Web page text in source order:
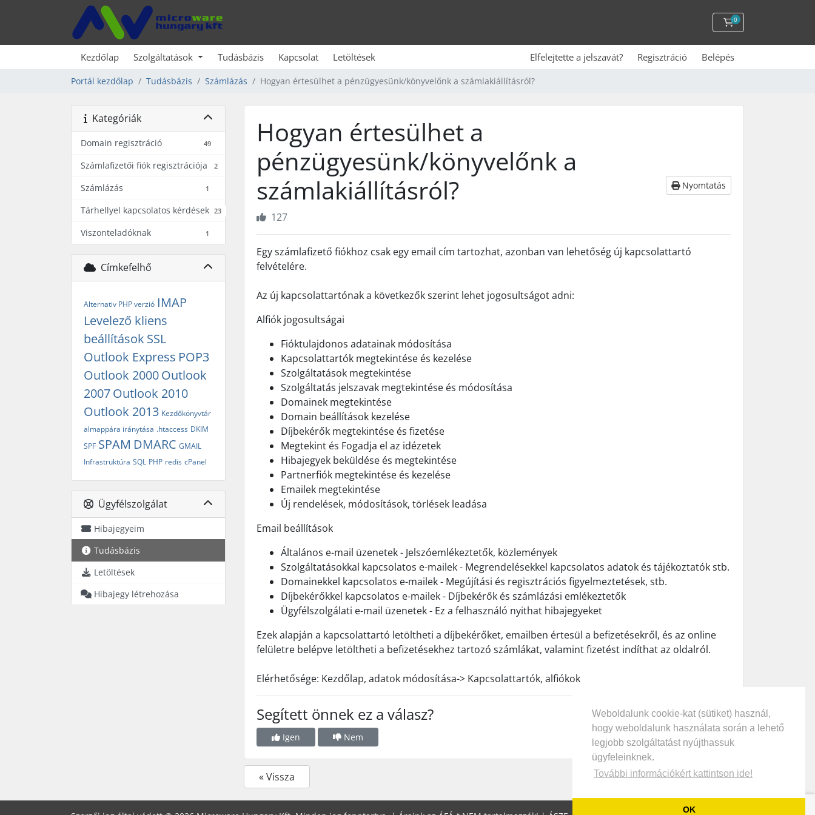
Weboldalunk cookie-kat (sütiket) használ,
hogy weboldalunk használata során a lehető
legjobb szolgáltatást nyújthassuk
ügyfeleinknek.
További információkért kattintson ide!
OK
0
Kosár
Kezdőlap Szolgáltatások Tudásbázis Kapcsolat Letöltések Elfelejtette a jelszavát? Regisztráció Belépés
Portál kezdőlap Tudásbázis Számlázás Hogyan értesülhet a pénzügyesünk/könyvelőnk a számlakiállításról?
Kategóriák
Domain regisztráció 49
Számlafizetői fiók regisztrációja 2
Számlázás 1
Tárhellyel kapcsolatos kérdések 23
Viszonteladóknak 1
Címkefelhő
Alternativ PHP verzió IMAP
Levelező kliens
beállítások SSL
Outlook Express POP3
Outlook 2000Outlook
2007Outlook 2010
Outlook 2013 Kezdőkönyvtár
almappára iránytása .htaccess DKIM
SPF SPAM DMARC GMAIL
Infrastruktúra SQL PHP redis cPanel
Ügyfélszolgálat
Hibajegyeim
Tudásbázis
Letöltések
Hibajegy létrehozása
Hogyan értesülhet a
pénzügyesünk/könyvelőnk a
számlakiállításról?
Nyomtatás
127
Egy számlafizető fiókhoz csak egy email cím tartozhat, azonban van lehetőség új kapcsolattartó
felvételére.
Az új kapcsolattartónak a következők szerint lehet jogosultságot adni:
Alfiók jogosultságai
Fióktulajdonos adatainak módosítása
Kapcsolattartók megtekintése és kezelése
Szolgáltatások megtekintése
Szolgáltatás jelszavak megtekintése és módosítása
Domainek megtekintése
Domain beállítások kezelése
Díjbekérők megtekintése és fizetése
Megtekint és Fogadja el az idézetek
Hibajegyek beküldése és megtekintése
Partnerfiók megtekintése és kezelése
Emailek megtekintése
Új rendelések, módosítások, törlések leadása
Email beállítások
Általános e-mail üzenetek - Jelszóemlékeztetők, közlemények
Szolgáltatásokkal kapcsolatos e-mailek - Megrendelésekkel kapcsolatos adatok és tájékoztatók stb.
Domainekkel kapcsolatos e-mailek - Megújítási és regisztrációs figyelmeztetések, stb.
Díjbekérőkkel kapcsolatos e-mailek - Díjbekérők és számlázási emlékeztetők
Ügyfélszolgálati e-mail üzenetek - Ez a felhasználó nyithat hibajegyeket
Ezek alapján a kapcsolattartó letöltheti a díjbekérőket, emailben értesül a befizetésekről, és az online
felületre belépve letöltheti a befizetésekhez tartozó számlákat, valamint fizetést indíthat az oldalról.
Elérhetősége: Kezdőlap, adatok módosítása-> Kapcsolattartók, alfiókok
Segített önnek ez a válasz?
Igen Nem
« Vissza